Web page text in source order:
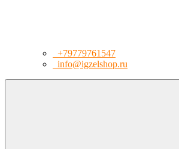
+79779761547
info@igzelshop.ru